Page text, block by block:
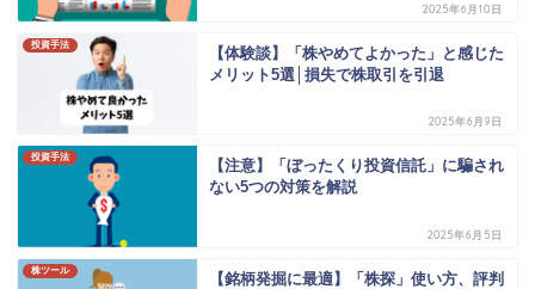
2025年6月10日
投資手法
【体験談】「株やめてよかった」と感じた
メリット5選│損失で株取引を引退
2025年6月9日
投資手法
【注意】「ぼったくり投資信託」に騙され
ない5つの対策を解説
2025年6月5日
株ツール
【銘柄発掘に最適】「株探」使い方、評判